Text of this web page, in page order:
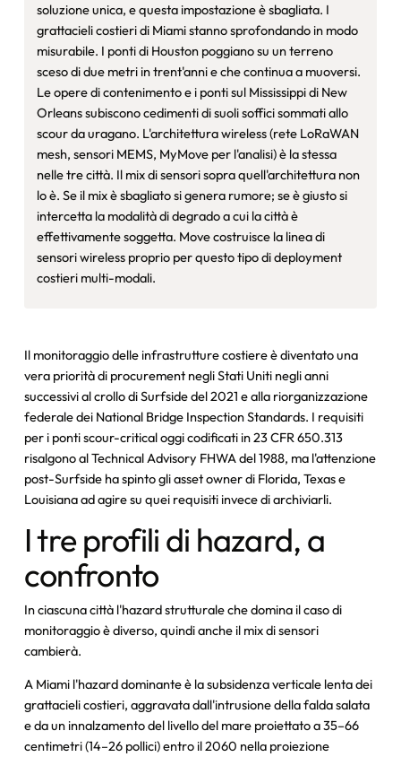
soluzione unica, e questa impostazione è sbagliata. I
grattacieli costieri di Miami stanno sprofondando in modo
misurabile. I ponti di Houston poggiano su un terreno
sceso di due metri in trent'anni e che continua a muoversi.
Le opere di contenimento e i ponti sul Mississippi di New
Orleans subiscono cedimenti di suoli soffici sommati allo
scour da uragano. L'architettura wireless (rete LoRaWAN
mesh, sensori MEMS, MyMove per l'analisi) è la stessa
nelle tre città. Il mix di sensori sopra quell'architettura non
lo è. Se il mix è sbagliato si genera rumore; se è giusto si
intercetta la modalità di degrado a cui la città è
effettivamente soggetta. Move costruisce la linea di
sensori wireless proprio per questo tipo di deployment
costieri multi-modali.
Il monitoraggio delle infrastrutture costiere è diventato una
vera priorità di procurement negli Stati Uniti negli anni
successivi al crollo di Surfside del 2021 e alla riorganizzazione
federale dei National Bridge Inspection Standards. I requisiti
per i ponti scour-critical oggi codificati in 23 CFR 650.313
risalgono al Technical Advisory FHWA del 1988, ma l'attenzione
post-Surfside ha spinto gli asset owner di Florida, Texas e
Louisiana ad agire su quei requisiti invece di archiviarli.
I tre profili di hazard, a
confronto
In ciascuna città l'hazard strutturale che domina il caso di
monitoraggio è diverso, quindi anche il mix di sensori
cambierà.
A Miami l'hazard dominante è la subsidenza verticale lenta dei
grattacieli costieri, aggravata dall'intrusione della falda salata
e da un innalzamento del livello del mare proiettato a 35–66
centimetri (14–26 pollici) entro il 2060 nella proiezione